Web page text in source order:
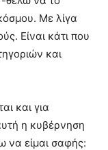
Με λίγα
Είναι κάτι που
και
και για
η κυβέρνηση
να είμαι σαφής: